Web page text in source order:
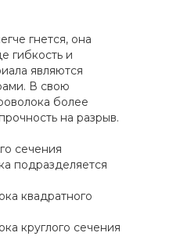
гнется, она
гибкость и
являются
В свою
более
на разрыв.
сечения
подразделяется
квадратного
круглого сечения